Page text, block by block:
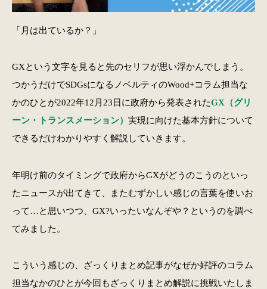
「月は出ているか？」
GXという文字を見ると先のセリフが思い浮かんでしまう。
つかうだけでSDGsになるノベルティのWood+コラム担当な
かのひとが2022年12月23日に政府から発表されたGX（グリ
ーン・トランスメーション） 実現に向けた基本方針について
できるだけわかりやすく解説していきます。
年明け前のタイミングで政府からGXがどうのこうのといっ
たニュースが出てきて、またむずかしい感じの言葉を使いお
って…と思いつつ、GX?いったいなんぞや？というのを調べ
てみました。
こういう感じの、ざっくりまとめ記事がなぜか好評のコラム
担当なかのひとが今回もざっくりまとめ解説に挑戦いたしま